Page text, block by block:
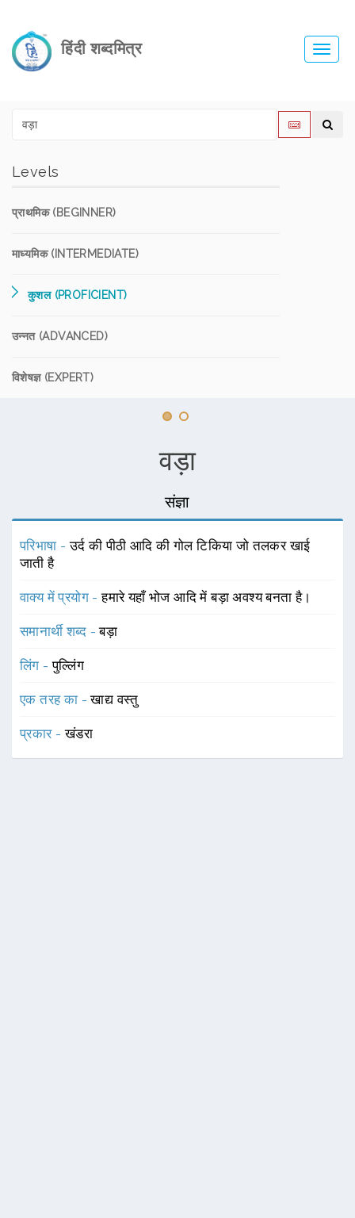
हिंदी शब्दमित्र
Levels
प्राथमिक (BEGINNER)
माध्यमिक (INTERMEDIATE)
कुशल (PROFICIENT)
उन्नत (ADVANCED)
विशेषज्ञ (EXPERT)
वड़ा
संज्ञा
परिभाषा -उर्द की पीठी आदि की गोल टिकिया जो तलकर खाई
जाती है
वाक्य में प्रयोग -हमारे यहाँ भोज आदि में बड़ा अवश्य बनता है।
समानार्थी शब्द -बड़ा
लिंग -पुल्लिंग
एक तरह का -खाद्य वस्तु
प्रकार -खंडरा